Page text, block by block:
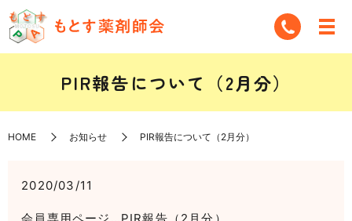
PIR報告について（2月分）
HOME お知らせ PIR報告について（2月分）
2020/03/11
会員専用ページ…PIR報告 （2月分）